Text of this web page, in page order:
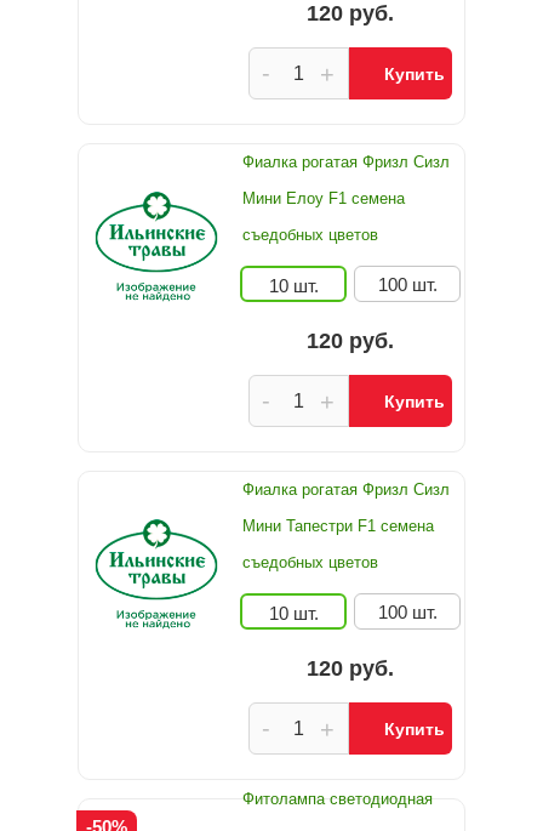
120 руб.
+
- Купить
Фиалка рогатая Фризл Сизл
Мини Елоу F1 семена
съедобных цветов
10 шт. 100 шт.
120 руб.
+
- Купить
Фиалка рогатая Фризл Сизл
Мини Тапестри F1 семена
съедобных цветов
10 шт. 100 шт.
120 руб.
+
- Купить
Фитолампа светодиодная
-50%